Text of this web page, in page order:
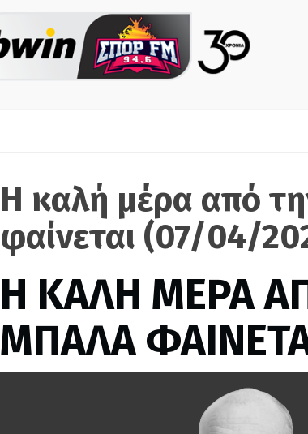
Η καλή μέρα από
φαίνεται (07/04/
H ΚΑΛΗ ΜΕΡΑ
ΜΠΑΛΑ